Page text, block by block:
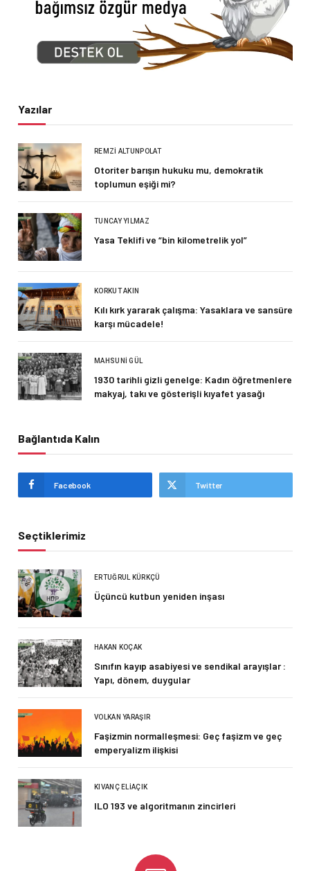
Yazılar
REMZI ALTUNPOLAT
Otoriter barışın hukuku mu, demokratik
toplumun eşiği mi?
TUNCAY YILMAZ
Yasa Teklifi ve “bin kilometrelik yol”
KORKUT AKIN
Kılı kırk yararak çalışma: Yasaklara ve sansüre
karşı mücadele!
MAHSUNI GÜL
1930 tarihli gizli genelge: Kadın öğretmenlere
makyaj, takı ve gösterişli kıyafet yasağı
Bağlantıda Kalın
Facebook Twitter
Seçtiklerimiz
ERTUĞRUL KÜRKÇÜ
Üçüncü kutbun yeniden inşası
HAKAN KOÇAK
Sınıfın kayıp asabiyesi ve sendikal arayışlar :
Yapı, dönem, duygular
VOLKAN YARAŞIR
Faşizmin normalleşmesi: Geç faşizm ve geç
emperyalizm ilişkisi
KIVANÇ ELIAÇIK
ILO 193 ve algoritmanın zincirleri